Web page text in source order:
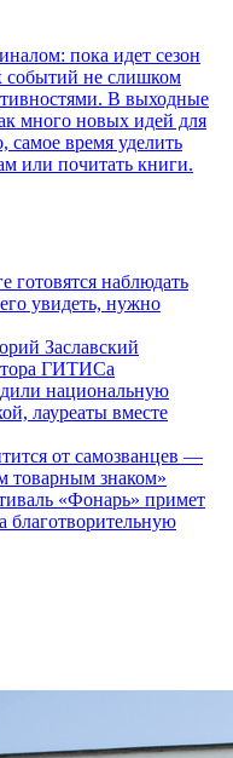
пока идет сезон
событий не слишком
В выходные
много новых идей для
самое время уделить
или почитать книги.
готовятся наблюдать
увидеть, нужно
Заславский
ГИТИСа
национальную
лауреаты вместе
от самозванцев —
товарным знаком»
«Фонарь» примет
благотворительную